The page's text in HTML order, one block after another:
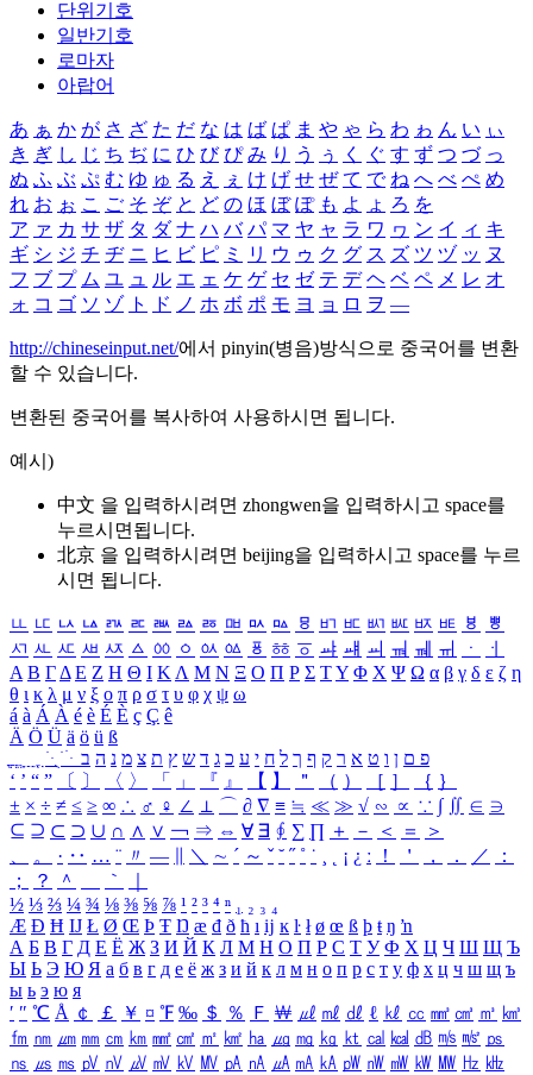
단위기호
일반기호
로마자
아랍어
あ ぁ か が さ ざ た だ な は ば ぱ ま や ゃ ら わ ゎ ん い ぃ
き ぎ し じ ち ぢ に ひ び ぴ み り う ぅ く ぐ す ず つ づ っ
ぬ ふ ぶ ぷ む ゆ ゅ る え ぇ け げ せ ぜ て で ね へ べ ぺ め
れ お ぉ こ ご そ ぞ と ど の ほ ぼ ぽ も よ ょ ろ を
ア ァ カ サ ザ タ ダ ナ ハ バ パ マ ヤ ャ ラ ワ ヮ ン イ ィ キ
ギ シ ジ チ ヂ ニ ヒ ビ ピ ミ リ ウ ゥ ク グ ス ズ ツ ヅ ッ ヌ
フ ブ プ ム ユ ュ ル エ ェ ケ ゲ セ ゼ テ デ ヘ ベ ペ メ レ オ
ォ コ ゴ ソ ゾ ト ド ノ ホ ボ ポ モ ヨ ョ ロ ヲ ―
http://chineseinput.net/에서 pinyin(병음)방식으로 중국어를 변환
할 수 있습니다.
변환된 중국어를 복사하여 사용하시면 됩니다.
예시)
中文 을 입력하시려면 zhongwen을 입력하시고 space를
누르시면됩니다.
北京 을 입력하시려면 beijing을 입력하시고 space를 누르
시면 됩니다.
ㅥ ㅦ ㅧ ㅨ ㅩ ㅪ ㅫ ㅬ ㅭ ㅮ ㅯ ㅰ ㅱ ㅲ ㅳ ㅴ ㅵ ㅶ ㅷ ㅸ
ㅹ
ㅺ ㅻ ㅼ ㅽ ㅾ ㅿ ㆀ ㆁ ㆂ ㆃ ㆄ ㆅ ㆆ ㆇ ㆈ ㆉ ㆊ ㆋ ㆌ ㆍ
ㆎ
Α Β ΓΔ Ε Ζ Η Θ Ι ΚΛ Μ Ν Ξ Ο Π Ρ Σ ΤΥ Φ Χ Ψ Ω α β γ δ ε ζ η
θ ι κ λ μ ν ξ ο π ρ σ τ υ φ χ ψ ω
á à Á À é è É È ç Ç ê
Ä Ö Ü ä ö ü ß
ִֶֹ ֻּ ׁׂ פ ם ן ו ט א ר ק ף ך ל ח י ע כ ג ד ש ץ ת צ מ נ ה ב
‘ ’ “ ” 〔 〕 〈 〉 「 」 『 』 【 】 ＂ （ ） ［ ］ ｛ ｝
± × ÷ ≠ ≤ ≥ ∞ ∴ ♂ ♀ ∠ ⊥ ⌒ ∂ ∇ ≡ ≒ ≪ ≫ √ ∽ ∝ ∵ ∫ ∬ ∈ ∋
⊆ ⊇ ⊂ ⊃ ∪ ∩ ∧ ∨ ￢ ⇒ ⇔ ∀ ∃ ∮ ∑ ∏ ＋ － ＜ ＝
＞
、
。 · ‥ … ¨ 〃 ― ＼ ∼ ´ ～ ˇ ˘ ˝ ˚ ˙ ¸ ¡ ¿ ː ！ ＇ ， ． ／
：
；
？ ＾ ｀
½ ⅓ ⅔ ¼ ¾ ⅛ ⅜ ⅝ ⅞ ¹ ² ³ ⁴ ⁿ ₁ ₂ ₃ ₄
Æ Ð Ħ Ĳ Ł Ø Œ Þ Ŧ Ŋ æ đ ð ħ ı ĳ ĸ ŀ ł ø œ ß þ ŧ ŋ ŉ
А Б В Г Д Е Ё Ж З И Й К Л М Н О П Р С Т У Ф Х Ц Ч Ш Щ Ъ
Ы Ь Э Ю Я а б в г д е ё ж з и й к л м н о п р с т у ф х ц ч ш щ ъ
ы ь э ю я
′ ″ ℃ Å ￠ ￡ ￥ ¤ ℉ ‰ ＄ ％ Ｆ ￦ ㎕ ㎖ ㎗ ℓ ㎘ ㏄ ㎣ ㎤ ㎥ ㎦
㎙ ㎚ ㎛ ㎜ ㎝ ㎞ ㎟ ㎠ ㎡ ㎢ ㏊ ㎍ ㎎ ㎏ ㏏ ㎈ ㎉ ㏈ ㎧ ㎨ ㎰
㎱ ㎲ ㎳ ㎴ ㎵ ㎶ ㎷ ㎸ ㎹ ㎀ ㎁ ㎂ ㎃ ㎄ ㎺ ㎻ ㎽ ㎾ ㎿ ㎐ ㎑